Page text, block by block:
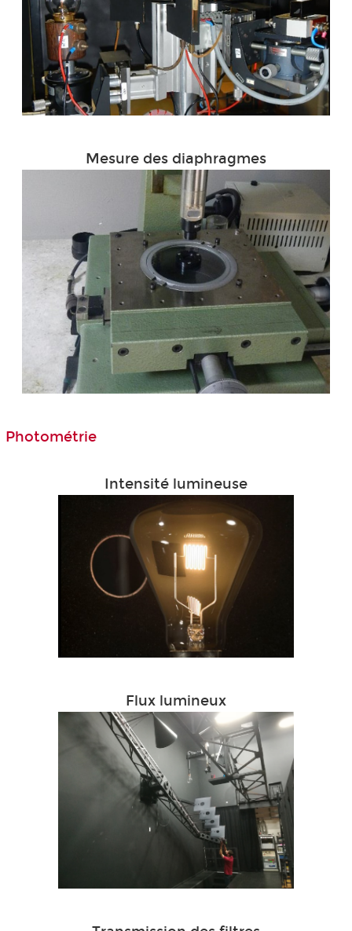
Mesure des diaphragmes
Photométrie
Intensité lumineuse
Flux lumineux